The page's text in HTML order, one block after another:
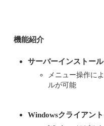
機能紹介
サーバーインストール
メニュー操作に
ルが可能
Windowsクライアン